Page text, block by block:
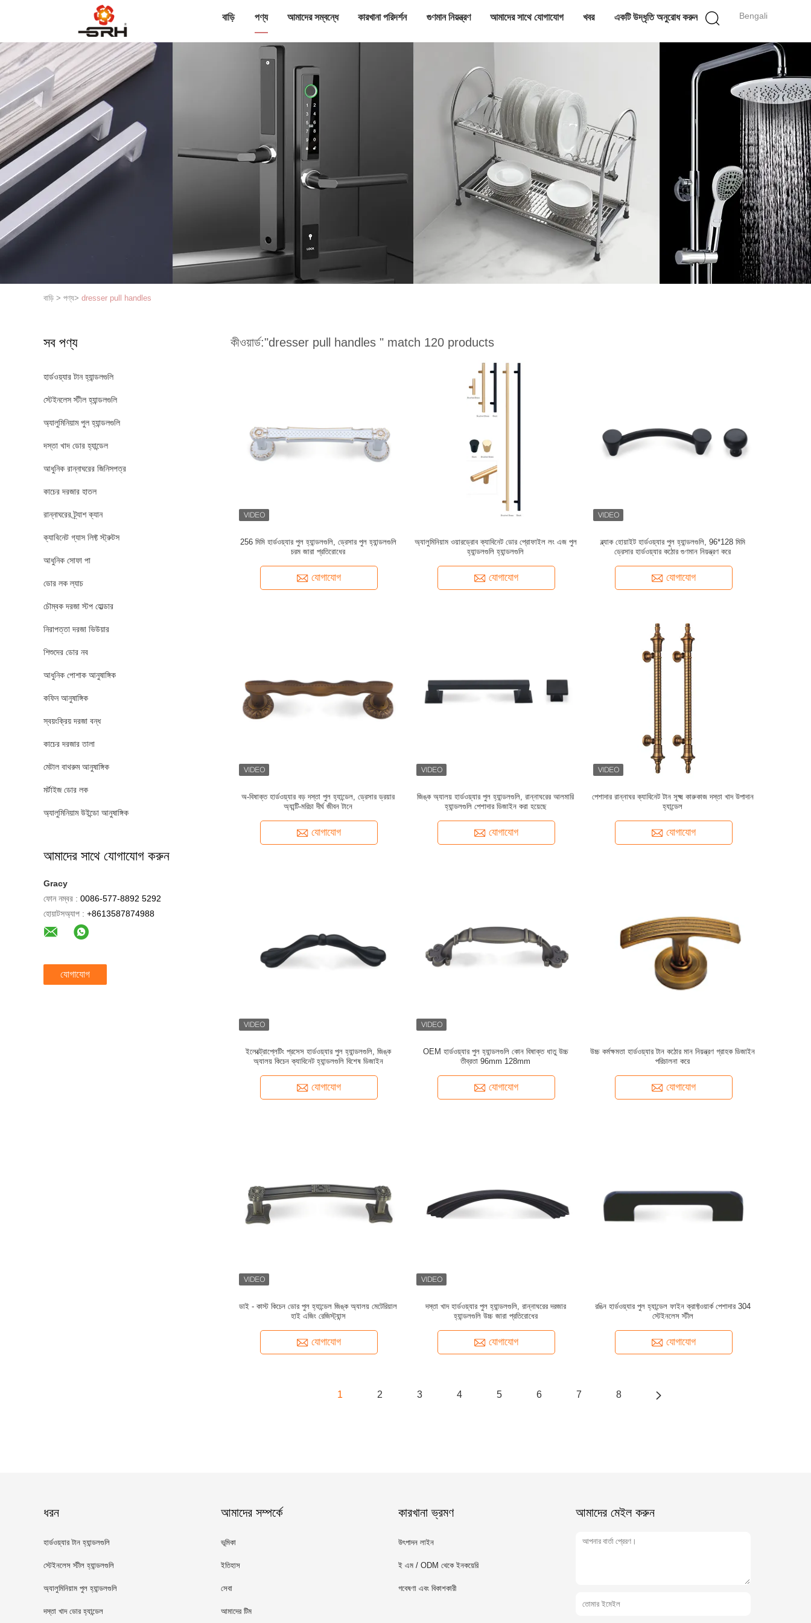
Bengali
বাড়ি পণ্য আমাদের সম্বন্ধে কারখানা পরিদর্শন গুণমান নিয়ন্ত্রণ আমাদের সাথে যোগাযোগ খবর একটি উদ্ধৃতি অনুরোধ করুন
বাড়ি > পণ্য> dresser pull handles
সব পণ্য
হার্ডওয়্যার টান হ্যান্ডলগুলি
স্টেইনলেস স্টীল হ্যান্ডলগুলি
অ্যালুমিনিয়াম পুল হ্যান্ডলগুলি
দস্তা খাদ ডোর হ্যান্ডেল
আধুনিক রান্নাঘরের জিনিসপত্র
কাচের দরজার হাতল
রান্নাঘরের ট্র্যাশ ক্যান
ক্যাবিনেট গ্যাস লিফ্ট স্ট্রুটস
আধুনিক সোফা পা
ডোর লক ল্যাচ
চৌম্বক দরজা স্টপ হোল্ডার
নিরাপত্তা দরজা ভিউয়ার
শিশুদের ডোর নব
আধুনিক পোশাক আনুষাঙ্গিক
কফিন আনুষাঙ্গিক
স্বয়ংক্রিয় দরজা বন্ধ
কাচের দরজার তালা
মেটাল বাথরুম আনুষাঙ্গিক
মর্টাইজ ডোর লক
অ্যালুমিনিয়াম উইন্ডো আনুষাঙ্গিক
আমাদের সাথে যোগাযোগ করুন
Gracy
ফোন নম্বর : 0086-577-8892 5292
হোয়াটসঅ্যাপ : +8613587874988
যোগাযোগ
কীওয়ার্ড:"dresser pull handles " match 120 products
256 মিমি হার্ডওয়্যার পুল হ্যান্ডলগুলি, ড্রেসার পুল হ্যান্ডলগুলি
চরম জারা প্রতিরোধের
যোগাযোগ
অ্যালুমিনিয়াম ওয়ারড্রোব ক্যাবিনেট ডোর প্রোফাইল লং এজ পুল
হ্যান্ডলগুলি হ্যান্ডলগুলি
যোগাযোগ
ব্ল্যাক হোয়াইট হার্ডওয়্যার পুল হ্যান্ডলগুলি, 96*128 মিমি
ড্রেসার হার্ডওয়্যার কঠোর গুণমান নিয়ন্ত্রণ করে
যোগাযোগ
অ-বিষাক্ত হার্ডওয়্যার বড় দস্তা পুল হ্যান্ডেল, ড্রেসার ড্রয়ার
অ্যান্টি-মরিচা দীর্ঘ জীবন টানে
যোগাযোগ
জিঙ্ক অ্যালয় হার্ডওয়্যার পুল হ্যান্ডলগুলি, রান্নাঘরের আলমারি
হ্যান্ডলগুলি পেশাদার ডিজাইন করা হয়েছে
যোগাযোগ
পেশাদার রান্নাঘর ক্যাবিনেট টান সূক্ষ্ম কারুকাজ দস্তা খাদ উপাদান
হ্যান্ডেল
যোগাযোগ
ইলেক্ট্রোপ্লেটিং প্রসেস হার্ডওয়্যার পুল হ্যান্ডলগুলি, জিঙ্ক
অ্যালয় কিচেন ক্যাবিনেট হ্যান্ডলগুলি বিশেষ ডিজাইন
যোগাযোগ
OEM হার্ডওয়্যার পুল হ্যান্ডলগুলি কোন বিষাক্ত ধাতু উচ্চ
তীব্রতা 96mm 128mm
যোগাযোগ
উচ্চ কর্মক্ষমতা হার্ডওয়্যার টান কঠোর মান নিয়ন্ত্রণ গ্রাহক ডিজাইন
পরিচালনা করে
যোগাযোগ
ডাই - কাস্ট কিচেন ডোর পুল হ্যান্ডেল জিঙ্ক অ্যালয় মেটেরিয়াল
হাই এজিং রেজিস্ট্যান্স
যোগাযোগ
দস্তা খাদ হার্ডওয়্যার পুল হ্যান্ডলগুলি, রান্নাঘরের দরজার
হ্যান্ডলগুলি উচ্চ জারা প্রতিরোধের
যোগাযোগ
রঙিন হার্ডওয়্যার পুল হ্যান্ডেল ফাইন ক্রাফ্টওয়ার্ক পেশাদার 304
স্টেইনলেস স্টীল
যোগাযোগ
1 2 3 4 5 6 7 8
ধরন
হার্ডওয়্যার টান হ্যান্ডলগুলি
স্টেইনলেস স্টীল হ্যান্ডলগুলি
অ্যালুমিনিয়াম পুল হ্যান্ডলগুলি
দস্তা খাদ ডোর হ্যান্ডেল
আমাদের সম্পর্কে
ভূমিকা
ইতিহাস
সেবা
আমাদের টিম
কারখানা ভ্রমণ
উৎপাদন লাইন
ই এম / ODM থেকে ইনকয়েরি
গবেষণা এবং বিকাশকারী
আমাদের মেইল ​​করুন